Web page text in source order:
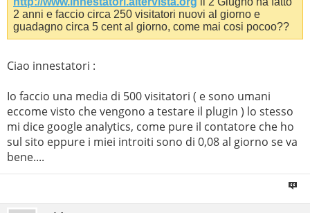
2 anni e faccio circa 250 visitatori nuovi al giorno e
guadagno circa 5 cent al giorno, come mai cosi pocoo??
Ciao innestatori :
Io faccio una media di 500 visitatori ( e sono umani
eccome visto che vengono a testare il plugin ) lo stesso
mi dice google analytics, come pure il contatore che ho
sul sito eppure i miei introiti sono di 0,08 al giorno se va
bene....